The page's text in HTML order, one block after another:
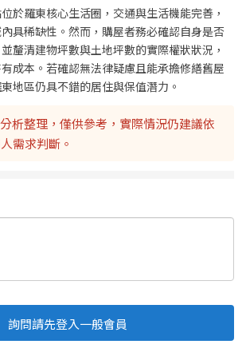
於羅東核心生活圈，交通與生活機能完善，
具稀缺性。然而，購屋者務必確認自身是否
釐清建物坪數與土地坪數的實際權狀狀況，
成本。若確認無法律疑慮且能承擔修繕舊屋
地區仍具不錯的居住與保值潛力。
析整理，僅供參考，實際情況仍建議依
需求判斷。
詢問請先登入一般會員